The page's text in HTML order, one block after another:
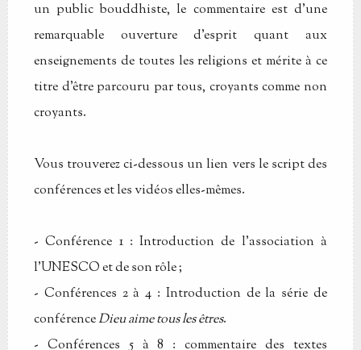
un public bouddhiste, le commentaire est d'une
remarquable ouverture d'esprit quant aux
enseignements de toutes les religions et mérite à ce
titre d'être parcouru par tous, croyants comme non
croyants.
Vous trouverez ci-dessous un lien vers le script des
conférences et les vidéos elles-mêmes.
- Conférence 1 : Introduction de l'association à
l'UNESCO et de son rôle ;
- Conférences 2 à 4 : Introduction de la série de
conférenceDieu aime tous les êtres.
- Conférences 5 à 8 : commentaire des textes